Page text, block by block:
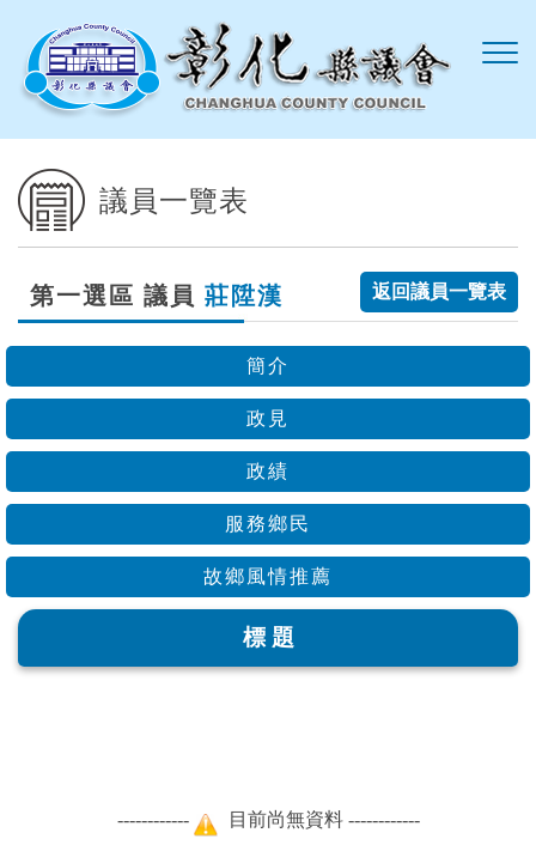
議員一覽表
第一選區 議員 莊陞漢 返回議員一覽表
簡介
政見
政績
服務鄉民
故鄉風情推薦
標 題
------------ 目前尚無資料 ------------